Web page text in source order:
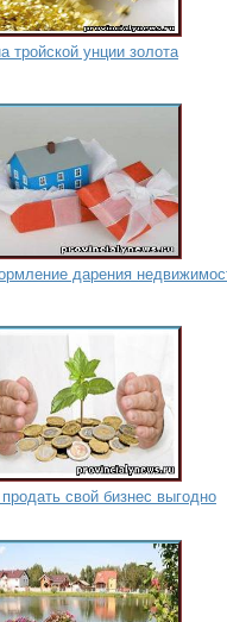
тройской унции золота
дарения
продать свой бизнес выгодно